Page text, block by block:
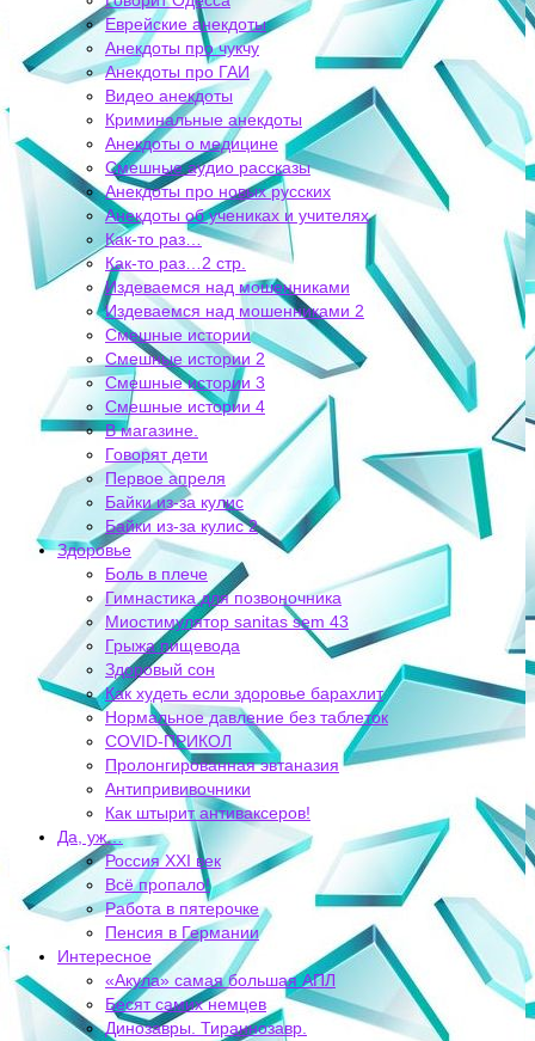
Еврейские анекдоты
Анекдоты про чукчу
Анекдоты про ГАИ
Видео анекдоты
Криминальные анекдоты
Анекдоты о медицине
Смешные аудио рассказы
Анекдоты про новых русских
Анекдоты об учениках и учителях
Как-то раз…
Как-то раз…2 стр.
Издеваемся над мошенниками
Издеваемся над мошенниками 2
Смешные истории
Смешные истории 2
Смешные истории 3
Смешные истории 4
В магазине.
Говорят дети
Первое апреля
Байки из-за кулис
Байки из-за кулис 2
Здоровье
Боль в плече
Гимнастика для позвоночника
Миостимулятор sanitas sem 43
Грыжа пищевода
Здоровый сон
Как худеть если здоровье барахлит
Нормальное давление без таблеток
COVID-ПРИКОЛ
Пролонгированная эвтаназия
Антипрививочники
Как штырит антиваксеров!
Да, уж…
Россия XXI век
Всё пропало!
Работа в пятерочке
Пенсия в Германии
Интересное
«Акула» самая большая АПЛ
Бесят самих немцев
Динозавры. Тираннозавр.